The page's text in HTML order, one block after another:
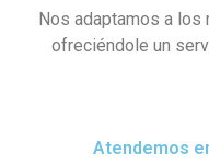
Nos adaptamos a los
ofreciéndole un
Atendemos